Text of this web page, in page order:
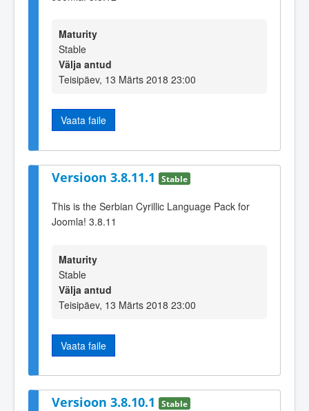
Maturity
Stable
Välja antud
Teisipäev, 13 Märts 2018 23:00
Vaata faile
Versioon 3.8.11.1 Stable
This is the Serbian Cyrillic Language Pack for
Joomla! 3.8.11
Maturity
Stable
Välja antud
Teisipäev, 13 Märts 2018 23:00
Vaata faile
Versioon 3.8.10.1 Stable